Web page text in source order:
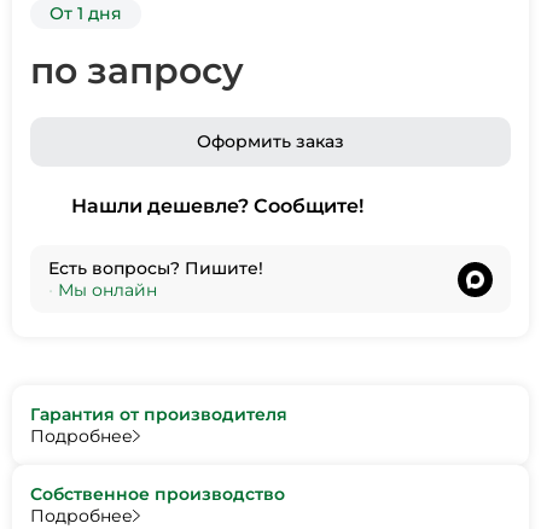
От 1 дня
по запросу
Оформить заказ
Нашли дешевле? Сообщите!
Есть вопросы? Пишите!
• Мы онлайн
Гарантия от производителя
Подробнее
Собственное производство
Подробнее